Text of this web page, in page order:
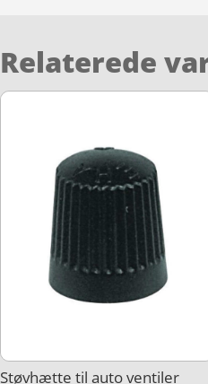
Relaterede
Støvhætte til auto ventiler